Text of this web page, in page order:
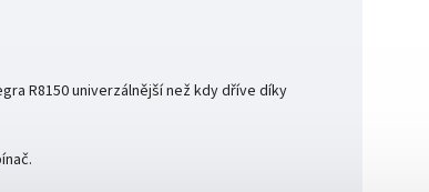
R8150 univerzálnější než kdy dříve díky